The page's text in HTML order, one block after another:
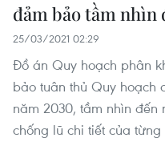
đảm bảo tầm nhìn
25/03/2021 02:29
Đồ án Quy hoạch phân
bảo tuân thủ Quy hoạch
năm 2030, tầm nhìn đến
chống lũ chi tiết của từng